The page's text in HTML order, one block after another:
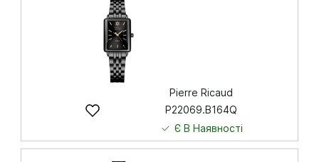
Pierre Ricaud
P22069.B164Q
Є В Наявності